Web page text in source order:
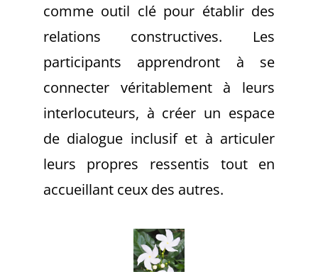
comme outil clé pour établir des
relations constructives. Les
participants apprendront à se
connecter véritablement à leurs
interlocuteurs, à créer un espace
de dialogue inclusif et à articuler
leurs propres ressentis tout en
accueillant ceux des autres.